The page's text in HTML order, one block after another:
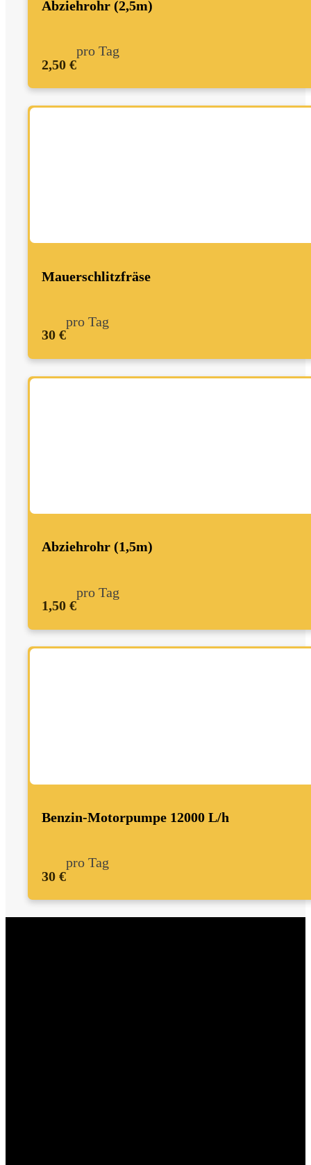
Abziehrohr (2,5m)
2,50 €
pro Tag
Mauerschlitzfräse
30 €
pro Tag
Abziehrohr (1,5m)
1,50 €
pro Tag
Benzin-Motorpumpe 12000 L/h
30 €
pro Tag